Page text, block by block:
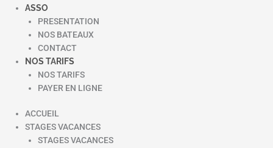
ASSO
PRESENTATION
NOS BATEAUX
CONTACT
NOS TARIFS
NOS TARIFS
PAYER EN LIGNE
ACCUEIL
STAGES VACANCES
STAGES VACANCES